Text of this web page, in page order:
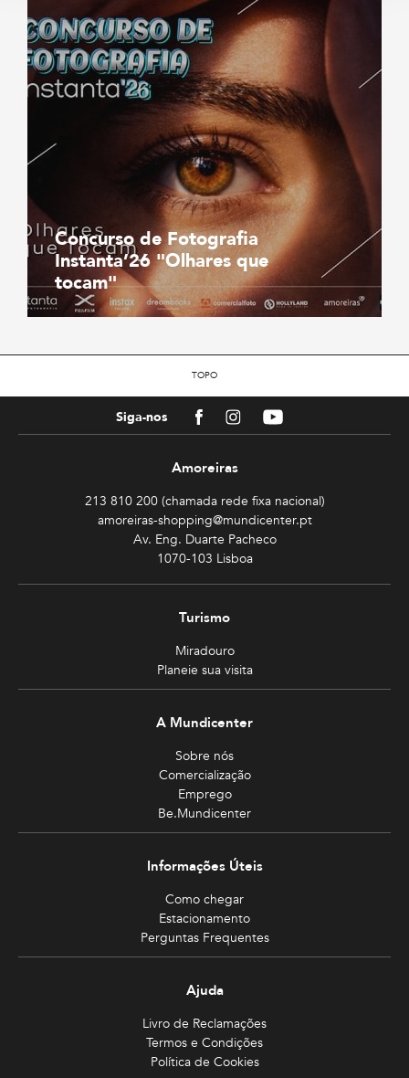
Concurso de Fotografia
Instanta’26 "Olhares que
tocam"
TOPO
Siga-nos FacebookInstagramYoutube
Amoreiras
213 810 200 (chamada rede fixa nacional)
amoreiras-shopping@mundicenter.pt
Av. Eng. Duarte Pacheco
1070-103 Lisboa
Turismo
Miradouro
Planeie sua visita
A Mundicenter
Sobre nós
Comercialização
Emprego
Be.Mundicenter
Informações Úteis
Como chegar
Estacionamento
Perguntas Frequentes
Ajuda
Livro de Reclamações
Termos e Condições
Política de Cookies